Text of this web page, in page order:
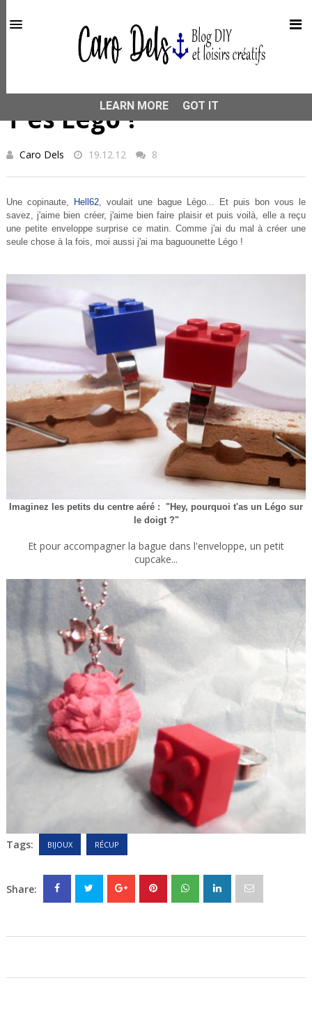
T'es Légo ?
Caro Dels 19.12.12 8
Une copinaute, Hell62, voulait une bague Légo... Et puis bon vous le
savez, j'aime bien créer, j'aime bien faire plaisir et puis voilà, elle a reçu
une petite enveloppe surprise ce matin. Comme j'ai du mal à créer une
seule chose à la fois, moi aussi j'ai ma baguounette Légo !
Imaginez les petits du centre aéré : "Hey, pourquoi t'as un Légo sur
le doigt ?"
Et pour accompagner la bague dans l'enveloppe, un petit
cupcake...
Tags: BIJOUX RÉCUP
Share:
This site uses cookies from Google to deliver its services
and to analyze traffic. Your IP address and user-agent are
shared with Google along with performance and security
metrics to ensure quality of service, generate usage
LEARN MORE
GOT IT